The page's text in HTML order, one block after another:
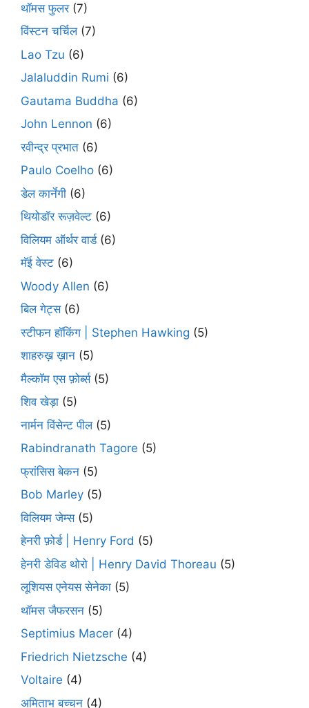
थॉमस फुलर(7)
विंस्टन चर्चिल(7)
Lao Tzu (6)
Jalaluddin Rumi (6)
Gautama Buddha (6)
John Lennon (6)
रवीन्द्र प्रभात (6)
Paulo Coelho (6)
डेल कार्नेगी (6)
थियोडॉर रूज़वेल्ट (6)
विलियम ऑर्थर वार्ड(6)
मॅई वेस्ट (6)
Woody Allen (6)
बिल गेट्स(6)
स्टीफन हॉकिंग | Stephen Hawking (5)
शाहरुख़ ख़ान (5)
मैल्कॉम एस फ़ोर्ब्स(5)
शिव खेड़ा (5)
नार्मन विंसेन्ट पील(5)
Rabindranath Tagore (5)
फ्रांसिस बेकन (5)
Bob Marley (5)
विलियम जेम्स(5)
हेनरी फ़ोर्ड | Henry Ford (5)
हेनरी डेविड थोरो | Henry David Thoreau (5)
लूशियस एनेयस सेनेका (5)
थॉमस जैफरसन (5)
Septimius Macer (4)
Friedrich Nietzsche (4)
Voltaire (4)
अमिताभ बच्चन (4)